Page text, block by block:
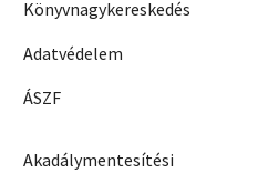
Könyvnagykereskedés
Adatvédelem
ÁSZF
Akadálymentesítési